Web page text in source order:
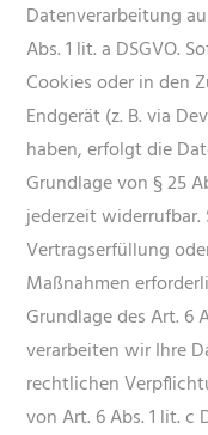
Datenverarbeitung
Abs. 1 lit. a DSGVO.
Cookies oder in den
Endgerät (z. B. via
haben, erfolgt die
Grundlage von § 25
jederzeit widerrufbar.
Vertragserfüllung
Maßnahmen
Grundlage des Art. 6
verarbeiten wir Ihre
rechtlichen
von Art. 6 Abs. 1 lit. c